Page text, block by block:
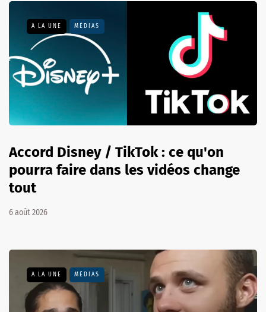
A LA UNE MÉDIAS
Accord Disney / TikTok : ce qu'on
pourra faire dans les vidéos change
tout
6 août 2026
A LA UNE MÉDIAS